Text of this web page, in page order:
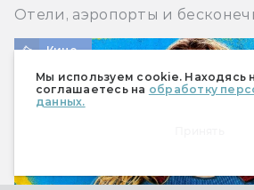
Мы используем cookie. Находясь
соглашаетесь на обработку
данных.
Отели, аэропорты и
Кино